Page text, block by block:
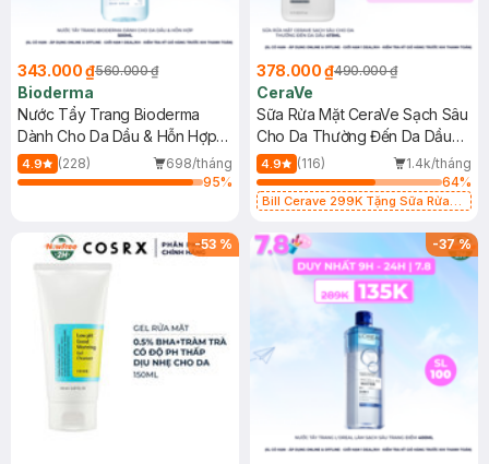
343.000 ₫560.000 ₫
Bioderma
Nước Tẩy Trang Bioderma
Dành Cho Da Dầu & Hỗn Hợp
500ml
4.9 (228)
698/tháng
95%
378.000 ₫490.000 ₫
CeraVe
Sữa Rửa Mặt CeraVe Sạch Sâu
Cho Da Thường Đến Da Dầu
473ml
4.9 (116)
1.4k/tháng
64%
Bill Cerave 299K Tặng Sữa Rửa
-53 % -37%